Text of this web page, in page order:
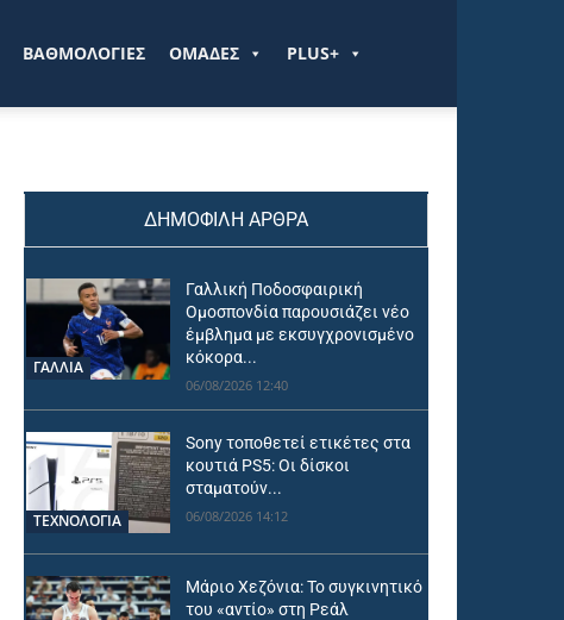
ΒΑΘΜΟΛΟΓΙΕΣ ΟΜΑΔΕΣ PLUS+
ΔΗΜΟΦΙΛΗ ΑΡΘΡΑ
ΓΑΛΛΙΑ
Γαλλική Ποδοσφαιρική
Ομοσπονδία παρουσιάζει νέο
έμβλημα με εκσυγχρονισμένο
κόκορα...
06/08/2026 12:40
ΤΕΧΝΟΛΟΓΙΑ
Sony τοποθετεί ετικέτες στα
κουτιά PS5: Οι δίσκοι
σταματούν...
06/08/2026 14:12
Μάριο Χεζόνια: Το συγκινητικό
του «αντίο» στη Ρεάλ